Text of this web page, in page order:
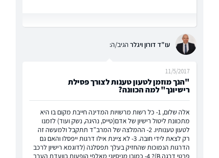
עו"ד דורון ויגלר הגיב/ה:
"הנך מוזמן לטעון טענות לצורך פסילת
רישיונך" למה הכוונה?
11/5/2017
אלה שלום, 1- כל רשות מרשויות המדינה חייבת מקום בו היא
מתכוונת ליטול רישיון של אדם(טייס, נהיגה, נשק ועוד) לזמנו
לטעון טענותיו. 2- ההמלצה של המרב"ד תתקבל ולמעשה זה
רק לצאת לידי חובה. 3- לא ציינת אילו דרגות ייפסלו והאם גם
הדרגות הנמוכות שהחזיק בעלך תפסלנה (לדוגמא רישיון לרכב
פרטי דרגה B)? 4- כמובן מניסיוני מאלפי הופעות בוועדת הערר